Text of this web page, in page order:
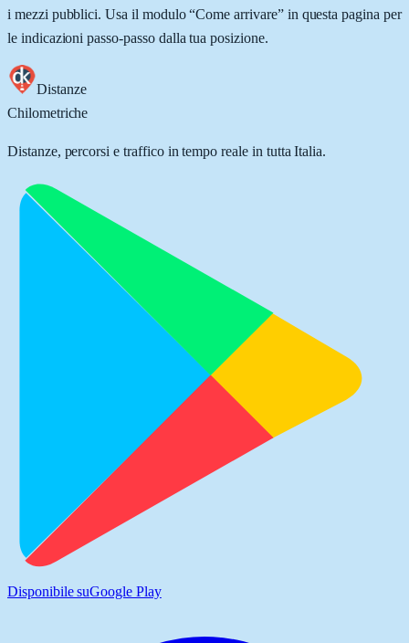
i mezzi pubblici. Usa il modulo “Come arrivare” in questa pagina per
le indicazioni passo-passo dalla tua posizione.
Distanze
Chilometriche
Distanze, percorsi e traffico in tempo reale in tutta Italia.
Disponibile suGoogle Play